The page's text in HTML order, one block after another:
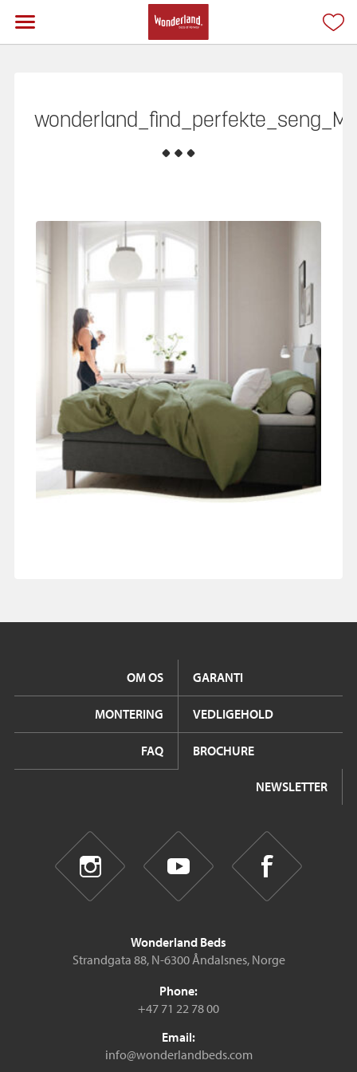
OM OS GARANTI
MONTERING VEDLIGEHOLD
FAQ BROCHURE
NEWSLETTER
Wonderland Beds
Strandgata 88, N-6300 Åndalsnes, Norge
Phone:
+47 71 22 78 00
Email:
info@wonderlandbeds.com